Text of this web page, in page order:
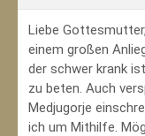
Liebe
einem großen
der schwer krank
zu beten. Auch
Medjugorje
ich um Mithilfe.